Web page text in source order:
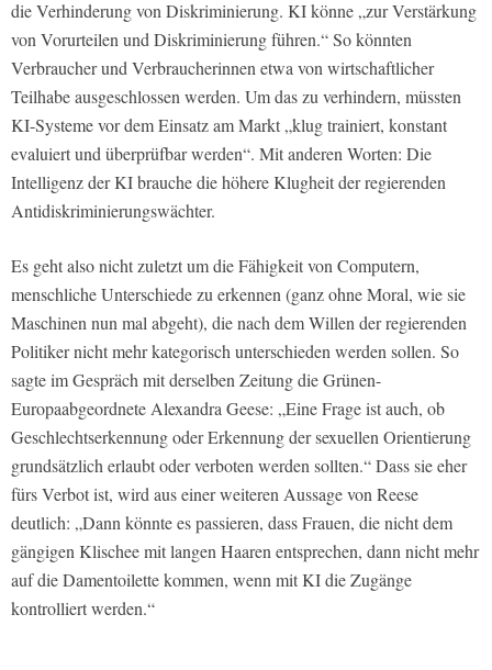
die Verhinderung von Diskriminierung. KI könne „zur Verstärkung
von Vorurteilen und Diskriminierung führen.“ So könnten
Verbraucher und Verbraucherinnen etwa von wirtschaftlicher
Teilhabe ausgeschlossen werden. Um das zu verhindern, müssten
KI-Systeme vor dem Einsatz am Markt „klug trainiert, konstant
evaluiert und überprüfbar werden“. Mit anderen Worten: Die
Intelligenz der KI brauche die höhere Klugheit der regierenden
Antidiskriminierungswächter.
Es geht also nicht zuletzt um die Fähigkeit von Computern,
menschliche Unterschiede zu erkennen (ganz ohne Moral, wie sie
Maschinen nun mal abgeht), die nach dem Willen der regierenden
Politiker nicht mehr kategorisch unterschieden werden sollen. So
sagte im Gespräch mit derselben Zeitung die Grünen-
Europaabgeordnete Alexandra Geese: „Eine Frage ist auch, ob
Geschlechtserkennung oder Erkennung der sexuellen Orientierung
grundsätzlich erlaubt oder verboten werden sollten.“ Dass sie eher
fürs Verbot ist, wird aus einer weiteren Aussage von Reese
deutlich: „Dann könnte es passieren, dass Frauen, die nicht dem
gängigen Klischee mit langen Haaren entsprechen, dann nicht mehr
auf die Damentoilette kommen, wenn mit KI die Zugänge
kontrolliert werden.“